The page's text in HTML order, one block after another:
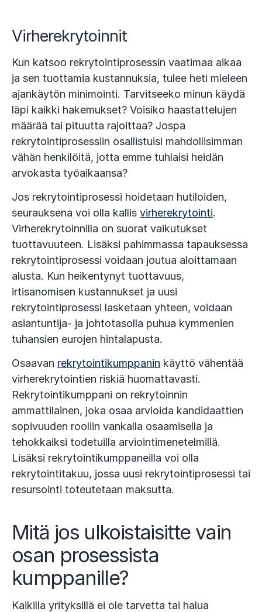
Virherekrytoinnit
Kun katsoo rekrytointiprosessin vaatimaa aikaa
ja sen tuottamia kustannuksia, tulee heti mieleen
ajankäytön minimointi. Tarvitseeko minun käydä
läpi kaikki hakemukset? Voisiko haastattelujen
määrää tai pituutta rajoittaa? Jospa
rekrytointiprosessiin osallistuisi mahdollisimman
vähän henkilöitä, jotta emme tuhlaisi heidän
arvokasta työaikaansa?
Jos rekrytointiprosessi hoidetaan hutiloiden,
seurauksena voi olla kallis virherekrytointi.
Virherekrytoinnilla on suorat vaikutukset
tuottavuuteen. Lisäksi pahimmassa tapauksessa
rekrytointiprosessi voidaan joutua aloittamaan
alusta. Kun heikentynyt tuottavuus,
irtisanomisen kustannukset ja uusi
rekrytointiprosessi lasketaan yhteen, voidaan
asiantuntija- ja johtotasolla puhua kymmenien
tuhansien eurojen hintalapusta.
Osaavan rekrytointikumppanin käyttö vähentää
virherekrytointien riskiä huomattavasti.
Rekrytointikumppani on rekrytoinnin
ammattilainen, joka osaa arvioida kandidaattien
sopivuuden rooliin vankalla osaamisella ja
tehokkaiksi todetuilla arviointimenetelmillä.
Lisäksi rekrytointikumppaneilla voi olla
rekrytointitakuu, jossa uusi rekrytointiprosessi tai
resursointi toteutetaan maksutta.
Mitä jos ulkoistaisitte vain
osan prosessista
kumppanille?
Kaikilla yrityksillä ei ole tarvetta tai halua